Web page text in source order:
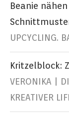
Beanie
UPCYCLING.
Kritzelblock:
VERONIKA |
KREATIVER